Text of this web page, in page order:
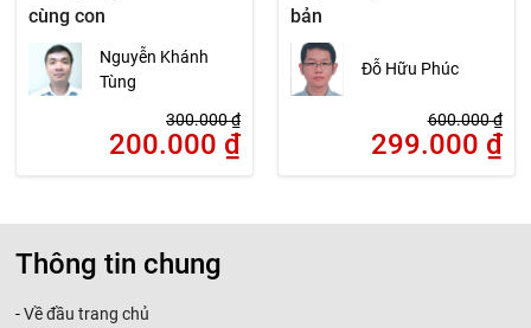
cùng con
Nguyễn Khánh
Tùng
300.000₫
200.000 ₫
bản
Đỗ Hữu Phúc
600.000₫
299.000 ₫
Thông tin chung
-Về đầu trang chủ